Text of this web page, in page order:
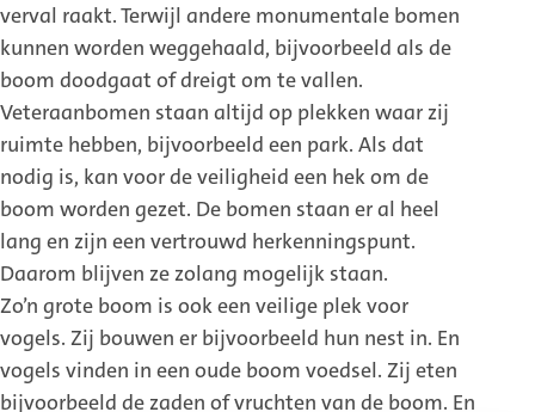
verval raakt. Terwijl andere monumentale bomen
kunnen worden weggehaald, bijvoorbeeld als de
boom doodgaat of dreigt om te vallen.
Veteraanbomen staan altijd op plekken waar zij
ruimte hebben, bijvoorbeeld een park. Als dat
nodig is, kan voor de veiligheid een hek om de
boom worden gezet. De bomen staan er al heel
lang en zijn een vertrouwd herkenningspunt.
Daarom blijven ze zolang mogelijk staan.
Zo’n grote boom is ook een veilige plek voor
vogels. Zij bouwen er bijvoorbeeld hun nest in. En
vogels vinden in een oude boom voedsel. Zij eten
bijvoorbeeld de zaden of vruchten van de boom. En